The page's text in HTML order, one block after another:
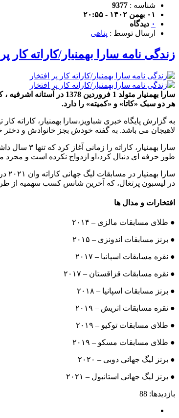
شناسه : 9377
۰۱ بهمن ۱۴۰۲ - ۲۰:۵۵
۰ دیدگاه
ارسال توسط : پناهی
زندگی نامه سارا بهمنیار/کاراته کار پر
هر دو سبک «کاتا» و «کمیته» را دارد.
لاهیجان می باشد. به گفته خودش بجز خانوادش و دختر
طور حرفه ای دنبال کرد،او ازدواج نکرده است و مجرد
در لیسبون پرتغال، که آخرین شانس کسب سهمیه از طریق رنکینگ به شمار می
افتخارات و مدال ها
● طلای مسابقات مالزی – ۲۰۱۴
● برنز مسابقات اندونزی – ۲۰۱۵
● نقره مسابقات اسپانیا – ۲۰۱۷
● نقره مسابقات قزاقستان – ۲۰۱۷
● برنز مسابقات اسپانیا – ۲۰۱۸
● نقره مسابقات اتریش – ۲۰۱۹
● طلای مسابقات توکیو – ۲۰۱۹
● طلای مسابقات مسکو – ۲۰۱۹
● برنز لیگ جهانی دوبی – ۲۰۲۰
● برنز لیگ جهانی استانبول – ۲۰۲۱
بازدیدها: 88